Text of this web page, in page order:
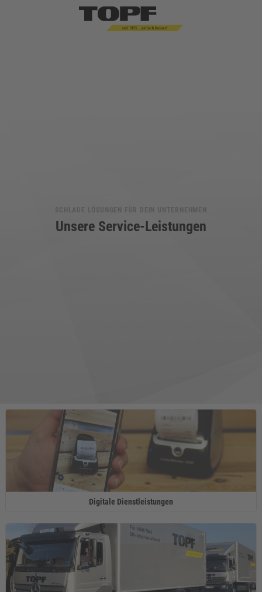
Unsere Service-Leistungen
Digitale Dienstleistungen